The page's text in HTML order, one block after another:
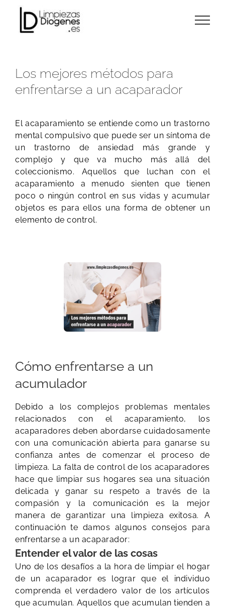
content
Los mejores métodos para
enfrentarse a un acaparador
El acaparamiento se entiende como un trastorno
mental compulsivo que puede ser un síntoma de
un trastorno de ansiedad más grande y
complejo y que va mucho más allá del
coleccionismo. Aquellos que luchan con el
acaparamiento a menudo sienten que tienen
poco o ningún control en sus vidas y acumular
objetos es para ellos una forma de obtener un
elemento de control.
Cómo enfrentarse a un
acumulador
Debido a los complejos problemas mentales
relacionados con el acaparamiento, los
acaparadores deben abordarse cuidadosamente
con una comunicación abierta para ganarse su
confianza antes de comenzar el proceso de
limpieza. La falta de control de los acaparadores
hace que limpiar sus hogares sea una situación
delicada y ganar su respeto a través de la
compasión y la comunicación es la mejor
manera de garantizar una limpieza exitosa. A
continuación te damos algunos consejos para
enfrentarse a un acaparador:
Entender el valor de las cosas
Uno de los desafíos a la hora de limpiar el hogar
de un acaparador es lograr que el individuo
comprenda el verdadero valor de los artículos
que acumulan. Aquellos que acumulan tienden a